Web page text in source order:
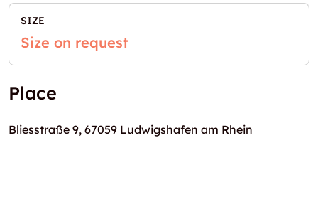
SIZE
Size on request
Place
Bliesstraße 9, 67059 Ludwigshafen am Rhein